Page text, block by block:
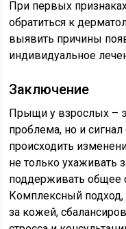
При первых
обратиться к
выявить причины
индивидуальное
Заключение
Прыщи у взрослых –
проблема, но и
происходить
не только ухаживать
поддерживать общее
Комплексный
за кожей,